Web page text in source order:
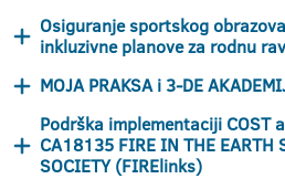
Osiguranje sportskog
inkluzivne planove za rodnu
MOJA PRAKSA i 3-DE
Podrška implementaciji COST
CA18135 FIRE IN THE EARTH
SOCIETY (FIRElinks)